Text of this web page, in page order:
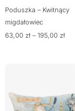
Poduszka – Kwitnący
migdałowiec
63,00 zł – 195,00 zł